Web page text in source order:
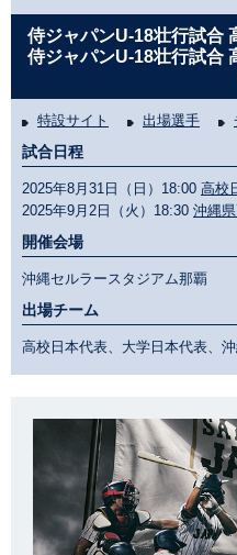
侍ジャパンU-18壮行試合
侍ジャパンU-18壮行試合
特設サイト 出場選手
試合日程
2025年8月31日（日）18:00 高校
2025年9月2日（火）18:30 沖縄
開催会場
沖縄セルラースタジアム那覇
出場チーム
高校日本代表、大学日本代表、